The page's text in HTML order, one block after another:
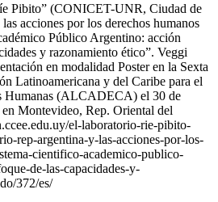
Pibito” (CONICET-UNR, Ciudad de
acciones por los derechos humanos
Público Argentino: acción
y razonamiento ético”. Veggi
en modalidad Poster en la Sexta
Latinoamericana y del Caribe para el
Humanas (ALCADECA) el 30 de
Montevideo, Rep. Oriental del
el-laboratorio-rie-pibito-
rep-argentina-y-las-acciones-por-los-
cientifico-academico-publico-
de-las-capacidades-y-
372/es/